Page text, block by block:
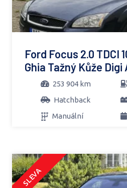
Ford Focus 2.0 TDCI
Ghia Tažný Kůže Digi
253 904 km
Hatchback
Manuální
SLEVA